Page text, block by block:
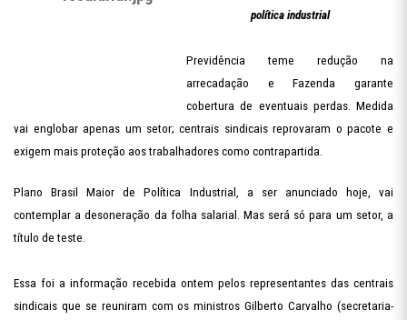
política industrial
Previdência teme redução na
arrecadação e Fazenda garante
cobertura de eventuais perdas. Medida
vai englobar apenas um setor; centrais sindicais reprovaram o pacote e
exigem mais proteção aos trabalhadores como contrapartida.
Plano Brasil Maior de Política Industrial, a ser anunciado hoje, vai
contemplar a desoneração da folha salarial. Mas será só para um setor, a
título de teste.
Essa foi a informação recebida ontem pelos representantes das centrais
sindicais que se reuniram com os ministros Gilberto Carvalho (secretaria-